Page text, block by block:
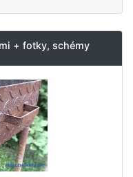
+ fotky, schémy